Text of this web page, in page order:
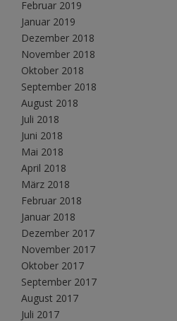
Februar 2019
Januar 2019
Dezember 2018
November 2018
Oktober 2018
September 2018
August 2018
Juli 2018
Juni 2018
Mai 2018
April 2018
März 2018
Februar 2018
Januar 2018
Dezember 2017
November 2017
Oktober 2017
September 2017
August 2017
Juli 2017